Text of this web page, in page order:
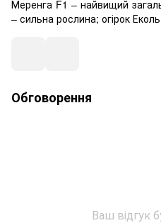
Меренга F1 – найвищий
– сильна рослина; огірок
Обговорення
Ваш відгук